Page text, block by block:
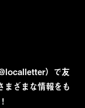
）で友
まざまな情報をも